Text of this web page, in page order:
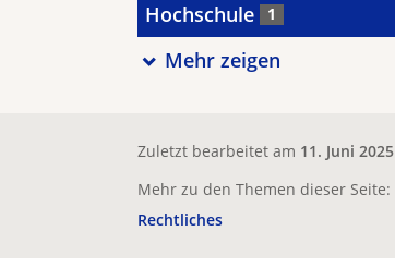
Hochschule 1
Mehr zeigen
Zuletzt bearbeitet am 11. Juni 2025
Mehr zu den Themen dieser Seite:
Rechtliches